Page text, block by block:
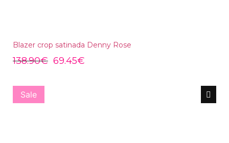
Blazer crop satinada Denny Rose
138.90€ 69.45€
Sale